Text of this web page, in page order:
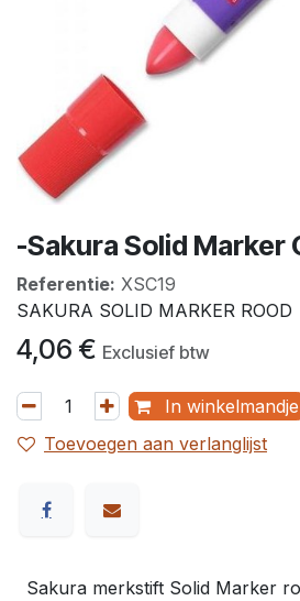
-Sakura Solid Marker
Referentie: XSC19
SAKURA SOLID MARKER ROOD
4,06 € Exclusief btw
In winkelmandje
Toevoegen aan verlanglijst
Sakura merkstift Solid Marker